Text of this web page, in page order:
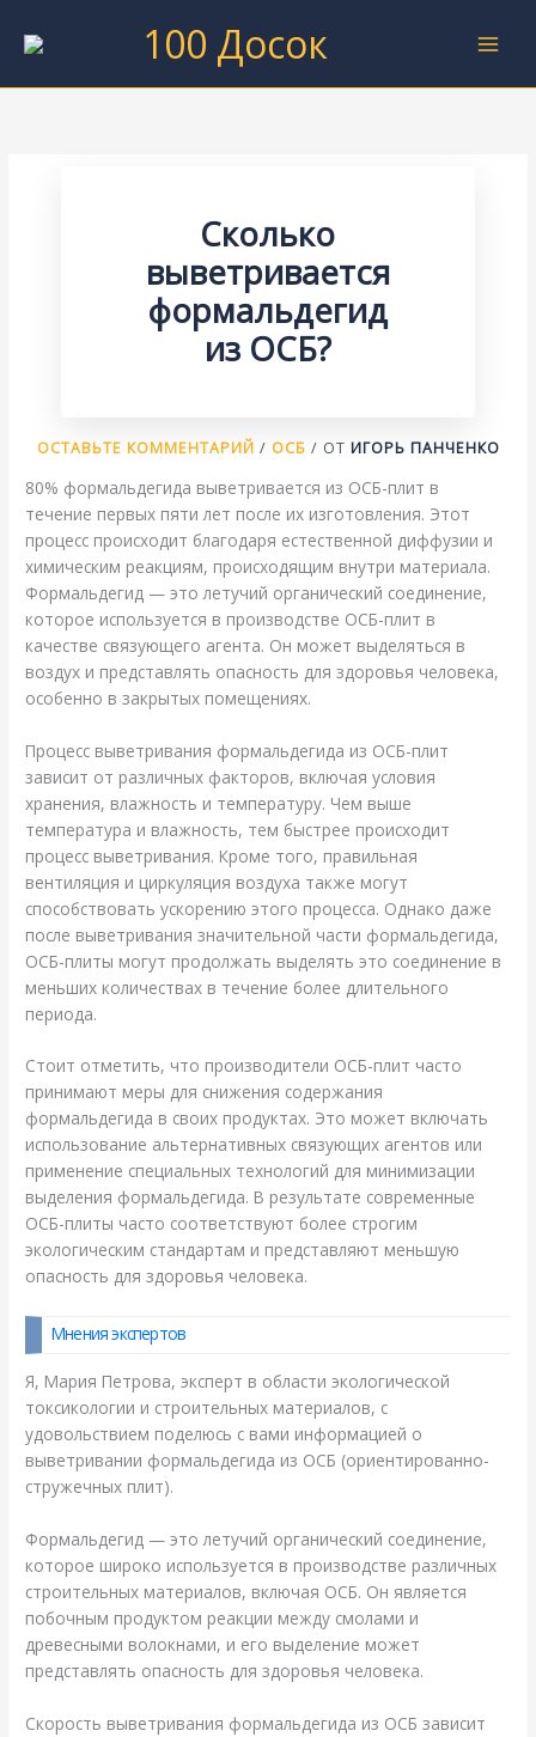
100 Досок
Сколько
выветривается
формальдегид
из ОСБ?
ОСТАВЬТЕ КОММЕНТАРИЙ / ОСБ / ОТ ИГОРЬ ПАНЧЕНКО
80% формальдегида выветривается из ОСБ-плит в
течение первых пяти лет после их изготовления. Этот
процесс происходит благодаря естественной диффузии и
химическим реакциям, происходящим внутри материала.
Формальдегид — это летучий органический соединение,
которое используется в производстве ОСБ-плит в
качестве связующего агента. Он может выделяться в
воздух и представлять опасность для здоровья человека,
особенно в закрытых помещениях.
Процесс выветривания формальдегида из ОСБ-плит
зависит от различных факторов, включая условия
хранения, влажность и температуру. Чем выше
температура и влажность, тем быстрее происходит
процесс выветривания. Кроме того, правильная
вентиляция и циркуляция воздуха также могут
способствовать ускорению этого процесса. Однако даже
после выветривания значительной части формальдегида,
ОСБ-плиты могут продолжать выделять это соединение в
меньших количествах в течение более длительного
периода.
Стоит отметить, что производители ОСБ-плит часто
принимают меры для снижения содержания
формальдегида в своих продуктах. Это может включать
использование альтернативных связующих агентов или
применение специальных технологий для минимизации
выделения формальдегида. В результате современные
ОСБ-плиты часто соответствуют более строгим
экологическим стандартам и представляют меньшую
опасность для здоровья человека.
Мнения экспертов
Я, Мария Петрова, эксперт в области экологической
токсикологии и строительных материалов, с
удовольствием поделюсь с вами информацией о
выветривании формальдегида из ОСБ (ориентированно-
стружечных плит).
Формальдегид — это летучий органический соединение,
которое широко используется в производстве различных
строительных материалов, включая ОСБ. Он является
побочным продуктом реакции между смолами и
древесными волокнами, и его выделение может
представлять опасность для здоровья человека.
Скорость выветривания формальдегида из ОСБ зависит